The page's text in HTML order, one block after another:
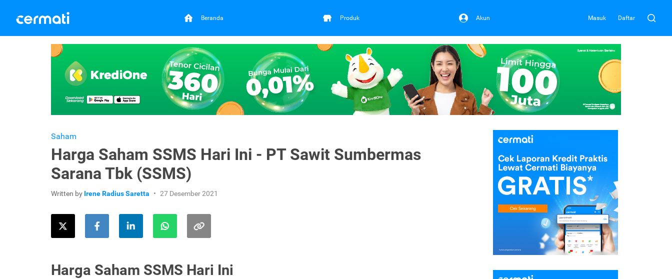
Beranda Produk Akun Masuk Daftar
Saham
Harga Saham SSMS Hari Ini - PT Sawit Sumbermas
Sarana Tbk (SSMS)
Written by Irene Radius Saretta 27 Desember 2021
Harga Saham SSMS Hari Ini